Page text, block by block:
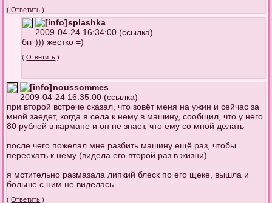
(Ответить )
splashka
2009-04-24 16:34:00 (ссылка)
бгг ))) жестко =)
(Ответить )
noussommes
2009-04-24 16:35:00 (ссылка)
при второй встрече сказал, что зовёт меня на ужин и сейчас за
мной заедет, когда я села к нему в машину, сообщил, что у него
80 рублей в кармане и он не знает, что ему со мной делать
после чего пожелал мне разбить машину ещё раз, чтобы
переехать к нему (видела его второй раз в жизни)
я мстительно размазала липкий блеск по его щеке, вышла и
больше с ним не виделась
(Ответить )